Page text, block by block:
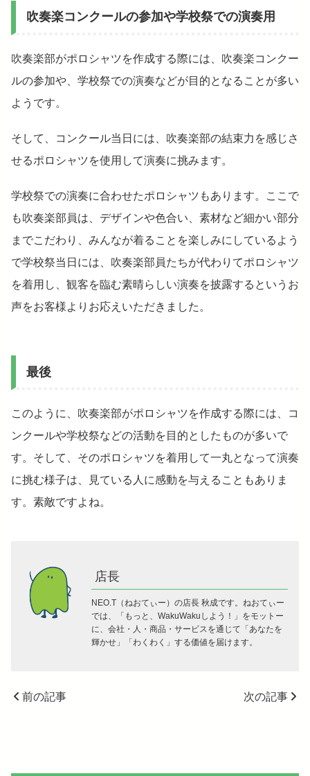
吹奏楽コンクールの参加や学校祭での演奏用
吹奏楽部がポロシャツを作成する際には、吹奏楽コンクー
ルの参加や、学校祭での演奏などが目的となることが多い
ようです。
そして、コンクール当日には、吹奏楽部の結束力を感じさ
せるポロシャツを使用して演奏に挑みます。
学校祭での演奏に合わせたポロシャツもあります。ここで
も吹奏楽部員は、デザインや色合い、素材など細かい部分
までこだわり、みんなが着ることを楽しみにしているよう
で学校祭当日には、吹奏楽部員たちが代わりてポロシャツ
を着用し、観客を臨む素晴らしい演奏を披露するというお
声をお客様よりお応えいただきました。
最後
このように、吹奏楽部がポロシャツを作成する際には、コ
ンクールや学校祭などの活動を目的としたものが多いで
す。そして、そのポロシャツを着用して一丸となって演奏
に挑む様子は、見ている人に感動を与えることもありま
す。素敵ですよね。
店長
NEO.T（ねおてぃー）の店長 秋成です。ねおてぃー
では、「もっと、WakuWakuしよう！」をモットー
に、会社・人・商品・サービスを通じて「あなたを
輝かせ」「わくわく」する価値を届けます。
前の記事 次の記事